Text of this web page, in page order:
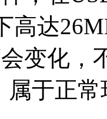
高达
变化，
属于正